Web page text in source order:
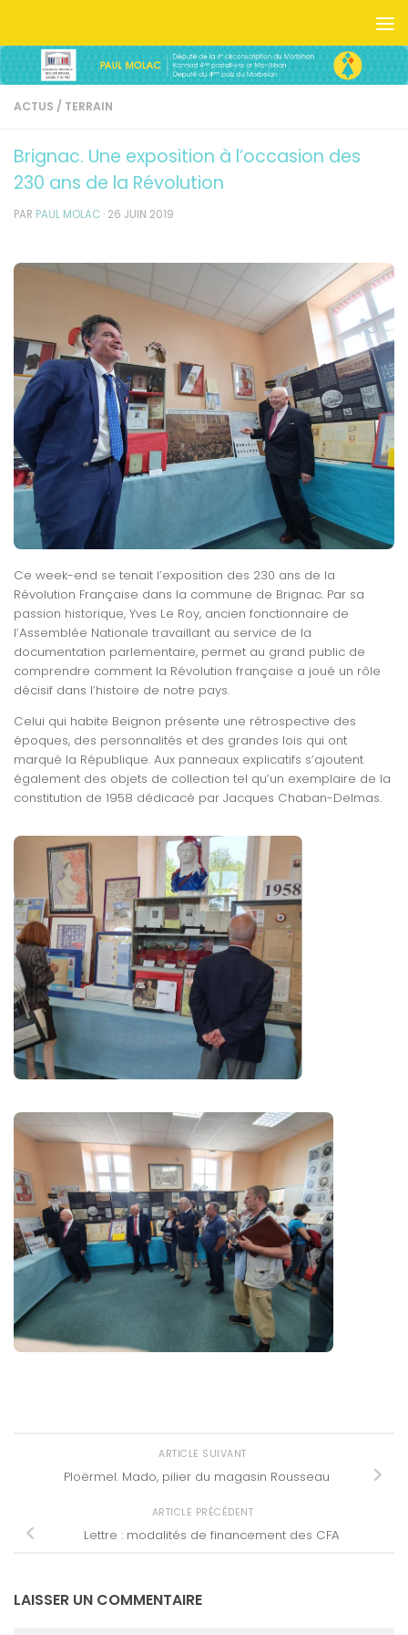
ACTUS / TERRAIN
Brignac. Une exposition à l’occasion des
230 ans de la Révolution
PAR PAUL MOLAC · 26 JUIN 2019
Ce week-end se tenait l’exposition des 230 ans de la
Révolution Française dans la commune de Brignac. Par sa
passion historique, Yves Le Roy, ancien fonctionnaire de
l’Assemblée Nationale travaillant au service de la
documentation parlementaire, permet au grand public de
comprendre comment la Révolution française a joué un rôle
décisif dans l’histoire de notre pays.
Celui qui habite Beignon présente une rétrospective des
époques, des personnalités et des grandes lois qui ont
marqué la République. Aux panneaux explicatifs s’ajoutent
également des objets de collection tel qu’un exemplaire de la
constitution de 1958 dédicacé par Jacques Chaban-Delmas.
ARTICLE SUIVANT
Ploërmel. Mado, pilier du magasin Rousseau
ARTICLE PRÉCÉDENT
Lettre : modalités de financement des CFA
LAISSER UN COMMENTAIRE